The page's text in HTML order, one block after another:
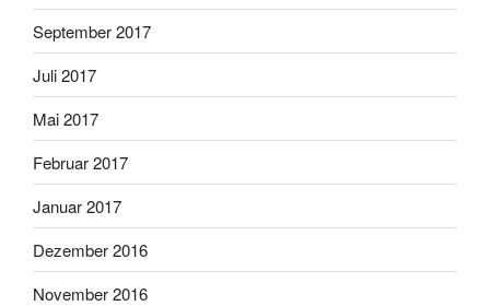
September 2017
Juli 2017
Mai 2017
Februar 2017
Januar 2017
Dezember 2016
November 2016